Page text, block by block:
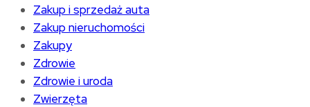
Zakup i sprzedaż auta
Zakup nieruchomości
Zakupy
Zdrowie
Zdrowie i uroda
Zwierzęta